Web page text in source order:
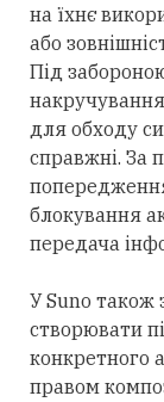
на їхнє
або
Під
для обходу
справжні. За
блокування
передача
У Suno також
створювати
конкретного
правом